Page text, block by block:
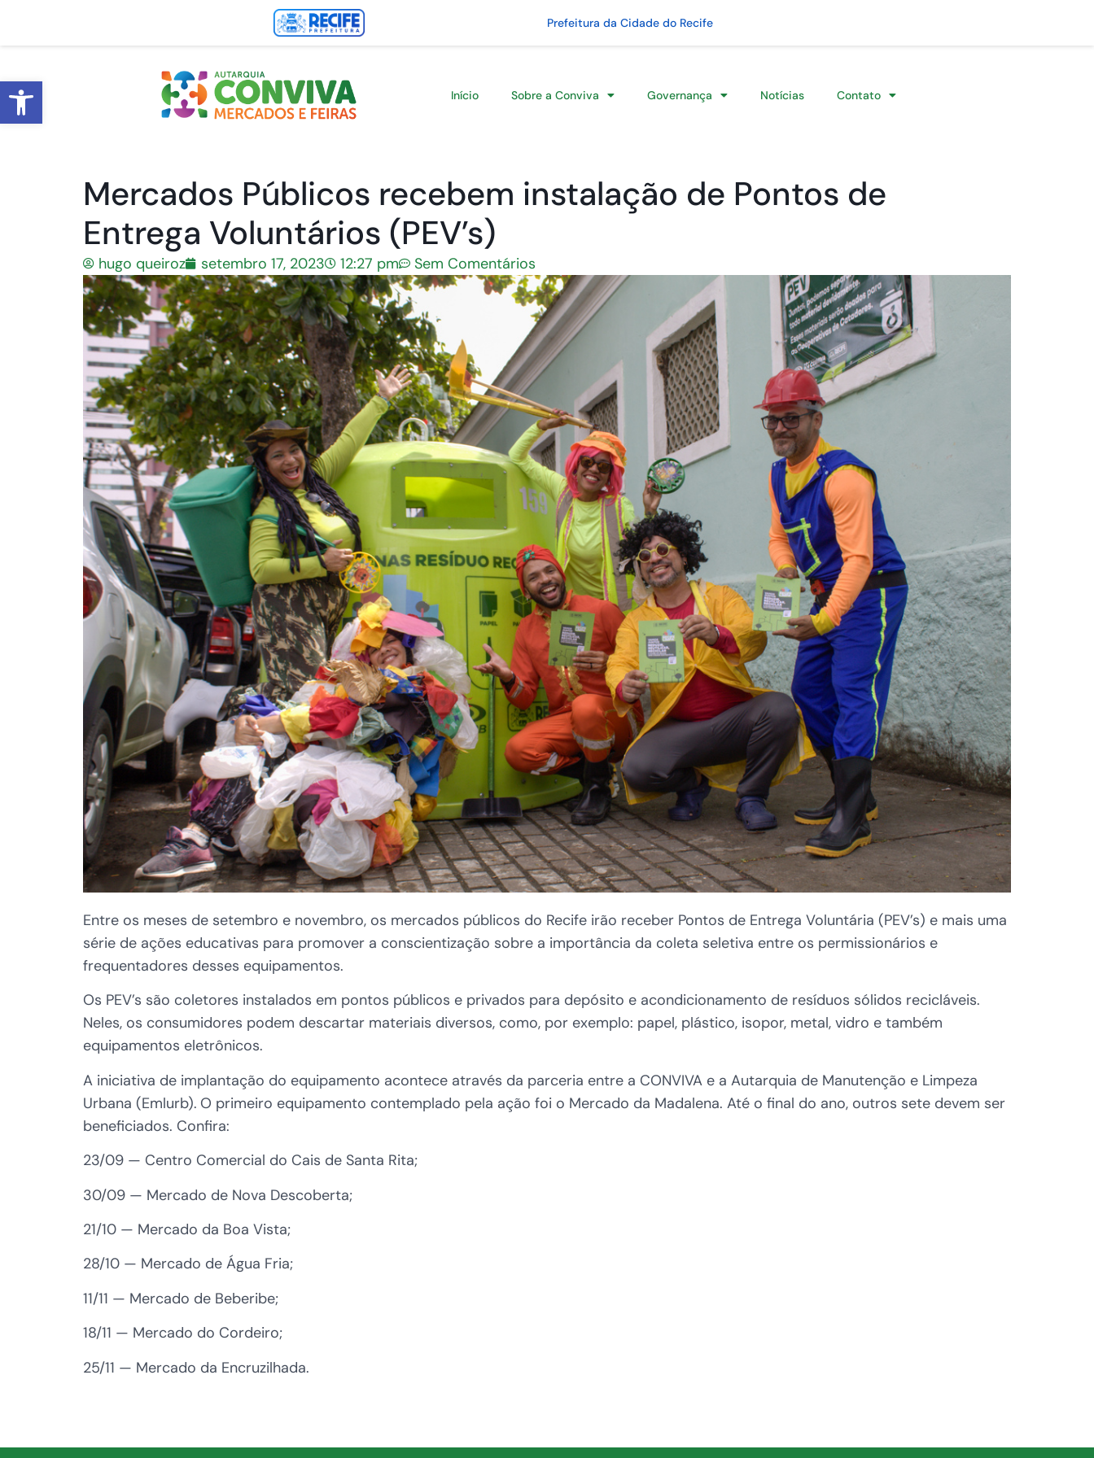
Abrir a barra de ferramentas
Prefeitura da Cidade do Recife
Início Sobre a Conviva Governança Notícias Contato
Mercados Públicos recebem instalação de Pontos de
Entrega Voluntários (PEV’s)
hugo queiroz setembro 17, 2023 12:27 pm Sem Comentários
Entre os meses de setembro e novembro, os mercados públicos do Recife irão receber Pontos de Entrega Voluntária (PEV’s) e mais uma
série de ações educativas para promover a conscientização sobre a importância da coleta seletiva entre os permissionários e
frequentadores desses equipamentos.
Os PEV’s são coletores instalados em pontos públicos e privados para depósito e acondicionamento de resíduos sólidos recicláveis.
Neles, os consumidores podem descartar materiais diversos, como, por exemplo: papel, plástico, isopor, metal, vidro e também
equipamentos eletrônicos.
A iniciativa de implantação do equipamento acontece através da parceria entre a CONVIVA e a Autarquia de Manutenção e Limpeza
Urbana (Emlurb). O primeiro equipamento contemplado pela ação foi o Mercado da Madalena. Até o final do ano, outros sete devem ser
beneficiados. Confira:
23/09 — Centro Comercial do Cais de Santa Rita;
30/09 — Mercado de Nova Descoberta;
21/10 — Mercado da Boa Vista;
28/10 — Mercado de Água Fria;
11/11 — Mercado de Beberibe;
18/11 — Mercado do Cordeiro;
25/11 — Mercado da Encruzilhada.